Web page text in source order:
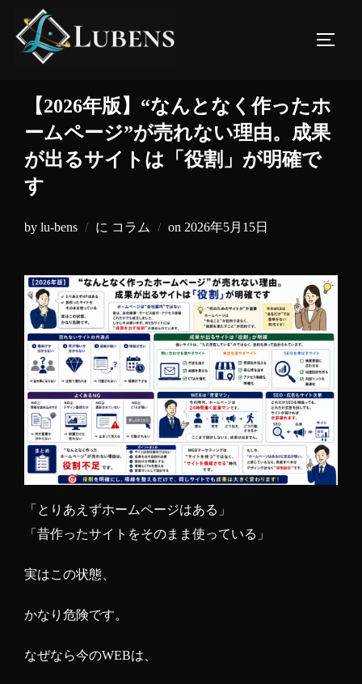
【2026年版】“なんとなく作ったホ
ームページ”が売れない理由。成果
が出るサイトは「役割」が明確で
す
by lu-bens に コラム on 投
2026年5月15日
「とりあえずホームページはある」
「昔作ったサイトをそのまま使っている」
実はこの状態、
かなり危険です。
なぜなら今のWEBは、